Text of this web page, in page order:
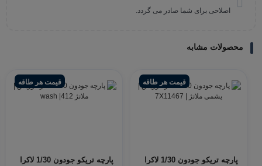
اصلاحی برای شما صادر می گردد.
محصولات مشابه
قیمت هر طاقه
پارچه تریکو جودون 1/30 لاکرا
قیمت هر طاقه
پارچه تریکو جودون 1/30 لاکرا